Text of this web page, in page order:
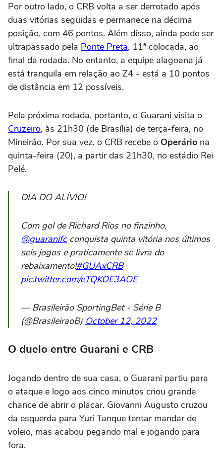
Por outro lado, o CRB volta a ser derrotado após
duas vitórias seguidas e permanece na décima
posição, com 46 pontos. Além disso, ainda pode ser
ultrapassado pela Ponte Preta, 11ª colocada, ao
final da rodada. No entanto, a equipe alagoana já
está tranquila em relação ao Z4 - está a 10 pontos
de distância em 12 possíveis.
Pela próxima rodada, portanto, o Guarani visita o
Cruzeiro, às 21h30 (de Brasília) de terça-feira, no
Mineirão. Por sua vez, o CRB recebe o Operário na
quinta-feira (20), a partir das 21h30, no estádio Rei
Pelé.
DIA DO ALÍVIO!
Com gol de Richard Rios no finzinho,
@guaranifcconquista quinta vitória nos últimos
seis jogos e praticamente se livra do
rebaixamento!#GUAxCRB
pic.twitter.com/eTQKOE3AOE
— Brasileirão SportingBet - Série B
(@BrasileiraoB) October 12, 2022
O duelo entre Guarani e CRB
Jogando dentro de sua casa, o Guarani partiu para
o ataque e logo aos cinco minutos criou grande
chance de abrir o placar. Giovanni Augusto cruzou
da esquerda para Yuri Tanque tentar mandar de
voleio, mas acabou pegando mal e jogando para
fora.